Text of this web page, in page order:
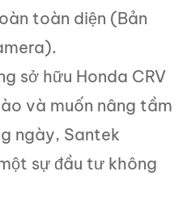
toàn diện (Bản
sở hữu Honda CRV
và muốn nâng tầm
ngày, Santek
sự đầu tư không